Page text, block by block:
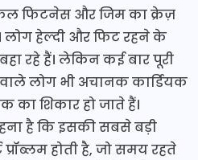
फिटनेस और जिम का क्रेज़
लोग हेल्दी और फिट रहने के
रहे हैं। लेकिन कई बार पूरी
लोग भी अचानक कार्डियक
का शिकार हो जाते हैं।
है कि इसकी सबसे बड़ी
प्रॉब्लम होती है, जो समय रहते